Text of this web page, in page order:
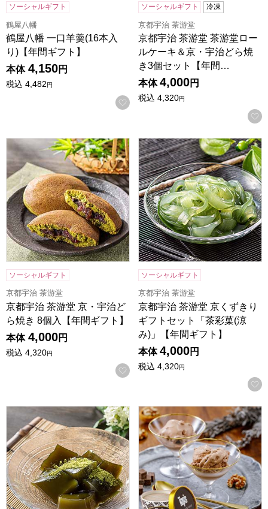
ソーシャルギフト
鶴屋八幡
鶴屋八幡 一口羊羹(16本入
り)【年間ギフト】
本体 4,150円
税込 4,482円
お気に入りに登録する
ソーシャルギフト 冷凍
京都宇治 茶游堂
京都宇治 茶游堂 茶游堂ロー
ルケーキ＆京・宇治どら焼
き3個セット【年間…
本体 4,000円
税込 4,320円
京都宇治 茶游堂 京・宇治どら焼き 8個入【年間ギフト】
ソーシャルギフト
京都宇治 茶游堂
京都宇治 茶游堂 京・宇治ど
ら焼き 8個入【年間ギフト】
本体 4,000円
税込 4,320円
お気に入りに登録する
京都宇治 茶游堂 京くずきり
ソーシャルギフト
京都宇治 茶游堂
京都宇治 茶游堂 京くずきり
ギフトセット「茶彩菓(涼
み)」【年間ギフト】
本体 4,000円
税込 4,320円
京都宇治 茶游堂 茶彩菓「わらびもちセット」和み【年間ギ
トップス チョコレートケー